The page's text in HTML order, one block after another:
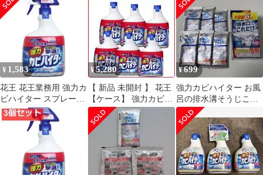
40g ×5個
¥ 1,583
花王 花王業務用 強力カ
ビハイター スプレー
1000mL 送料無料
¥5,280
【 新品 未開封 】 花王
【ケース】 強力カビハ
イター つけかえ用 特大
1000ml×6個 未使用 送
料無料
¥699
強力カビハイター お風
呂の排水溝そうじこれ
だけ 6袋